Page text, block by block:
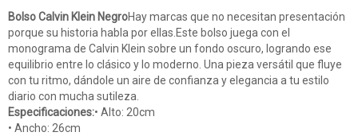
Bolso Calvin Klein NegroHay marcas que no necesitan presentación
porque su historia habla por ellas.Este bolso juega con el
monograma de Calvin Klein sobre un fondo oscuro, logrando ese
equilibrio entre lo clásico y lo moderno. Una pieza versátil que fluye
con tu ritmo, dándole un aire de confianza y elegancia a tu estilo
diario con mucha sutileza.
Especificaciones:• Alto: 20cm
• Ancho: 26cm